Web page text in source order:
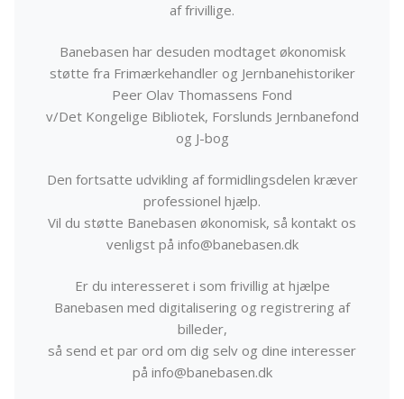
af frivillige.
Banebasen har desuden modtaget økonomisk
støtte fra Frimærkehandler og Jernbanehistoriker
Peer Olav Thomassens Fond
v/Det Kongelige Bibliotek, Forslunds Jernbanefond
og J-bog
Den fortsatte udvikling af formidlingsdelen kræver
professionel hjælp.
Vil du støtte Banebasen økonomisk, så kontakt os
venligst på info@banebasen.dk
Er du interesseret i som frivillig at hjælpe
Banebasen med digitalisering og registrering af
billeder,
så send et par ord om dig selv og dine interesser
på info@banebasen.dk